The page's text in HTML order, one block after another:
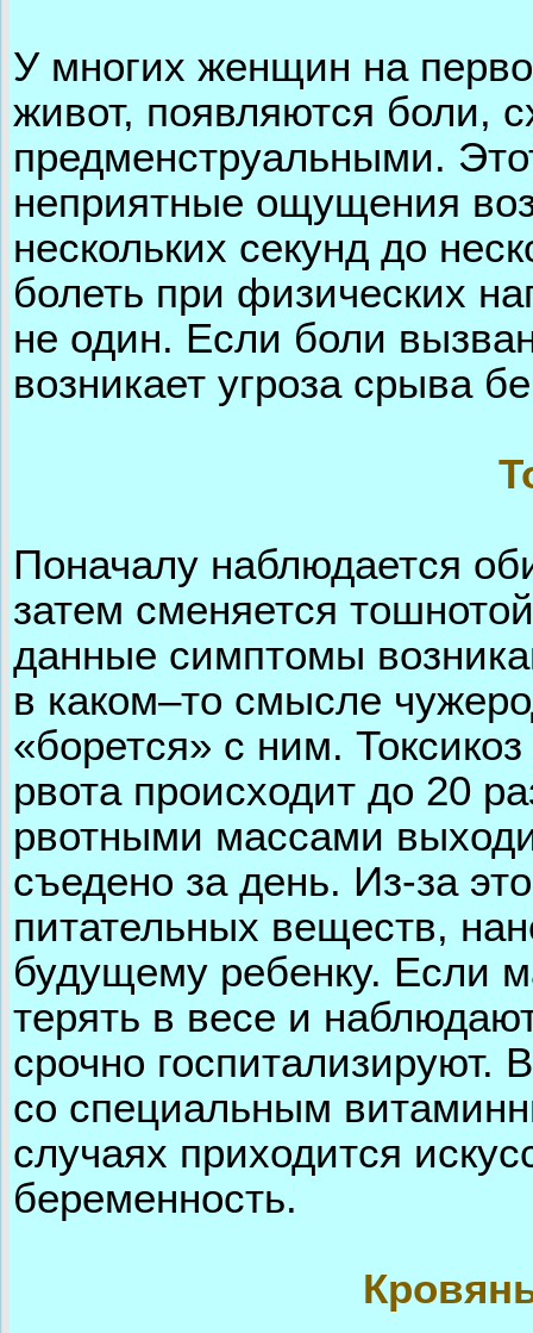
У многих женщин на
живот, появляются боли,
предменструальными.
неприятные ощущения
нескольких секунд до
болеть при физических
не один. Если боли
возникает угроза срыва
Поначалу наблюдается
затем сменяется
данные симптомы
в каком–то смысле
«борется» с ним.
рвота происходит до 20
рвотными массами
съедено за день. Из-за
питательных веществ,
будущему ребенку. Если
терять в весе и
срочно госпитализируют.
со специальным
случаях приходится
беременность.